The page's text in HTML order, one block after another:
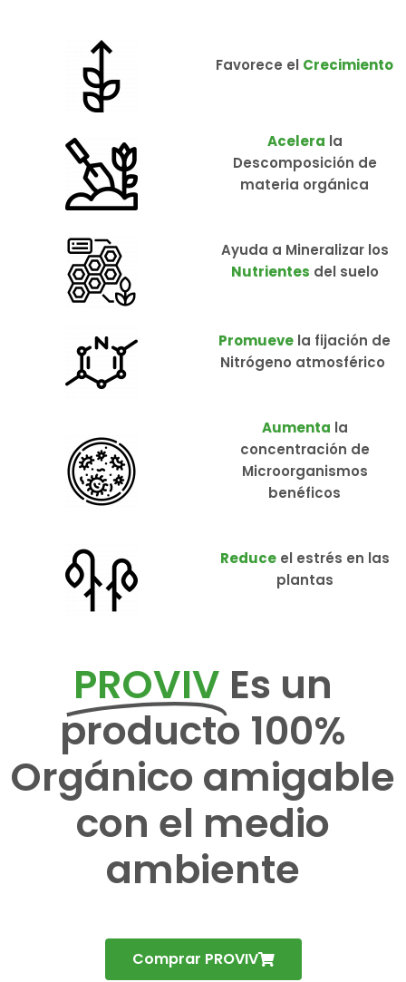
Favorece el Crecimiento
Acelera la
Descomposición de
materia orgánica
Ayuda a Mineralizar los
Nutrientes del suelo
Promueve la fijación de
Nitrógeno atmosférico
Aumenta la
concentración de
Microorganismos
benéficos
Reduceel estrés en las
plantas
PROVIV Es un
producto 100%
Orgánico amigable
con el medio
ambiente
Comprar PROVIV